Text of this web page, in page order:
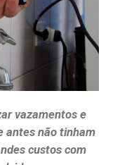
vazamentos e
antes não tinham
custos com